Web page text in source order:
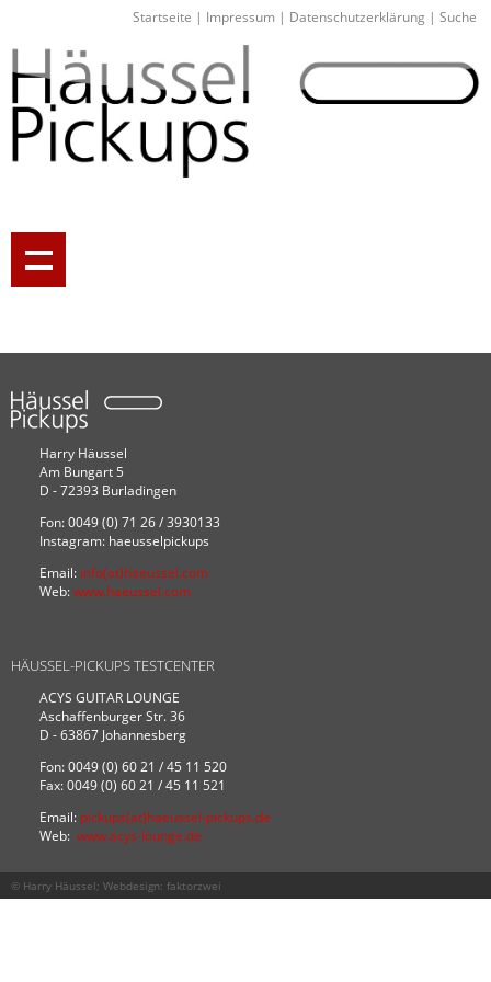
Startseite | Impressum | Datenschutzerklärung | Suche
Harry Häussel
Am Bungart 5
D - 72393 Burladingen
Fon: 0049 (0) 71 26 / 3930133
Instagram: haeusselpickups
Email: info(at)haeussel.com
Web:www.haeussel.com
HÄUSSEL-PICKUPS TESTCENTER
ACYS GUITAR LOUNGE
Aschaffenburger Str. 36
D - 63867 Johannesberg
Fon: 0049 (0) 60 21 / 45 11 520
Fax: 0049 (0) 60 21 / 45 11 521
Email: pickups(at)haeussel-pickups.de
Web: www.acys-lounge.de
© Harry Häussel; Webdesign: faktorzwei